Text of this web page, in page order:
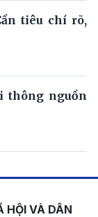
tiêu chí rõ,
thông nguồn
HỘI VÀ DÂN